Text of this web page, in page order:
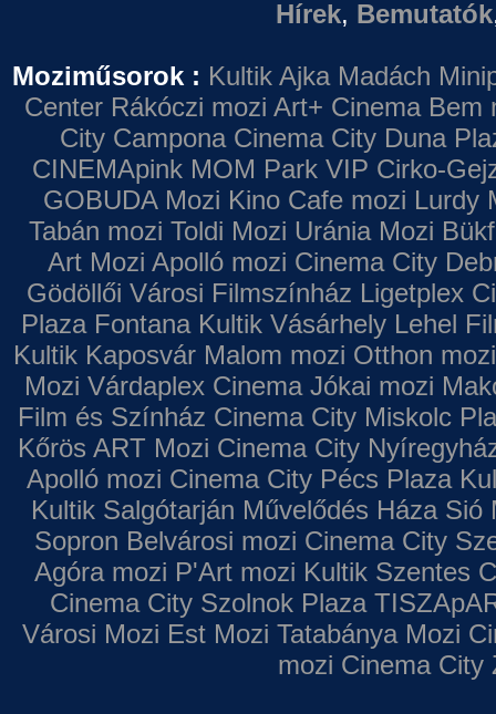
Hírek, Bemutatók
Moziműsorok : Kultik Ajka Madách
Center Rákóczi mozi Art+ Cinema Bem
City Campona Cinema City Duna
CINEMApink MOM Park VIP Cirko-
GOBUDA Mozi Kino Cafe mozi Lurdy
Tabán mozi Toldi Mozi Uránia Mozi
Art Mozi Apolló mozi Cinema City
Gödöllői Városi Filmszínház Ligetplex
Plaza Fontana Kultik Vásárhely Lehel
Kultik Kaposvár Malom mozi Otthon mozi
Mozi Várdaplex Cinema Jókai mozi
Film és Színház Cinema City Miskolc
Kőrös ART Mozi Cinema City
Apolló mozi Cinema City Pécs Plaza
Kultik Salgótarján Művelődés Háza Sió
Sopron Belvárosi mozi Cinema City
Agóra mozi P'Art mozi Kultik Szentes
Cinema City Szolnok Plaza
Városi Mozi Est Mozi Tatabánya Mozi
mozi Cinema City